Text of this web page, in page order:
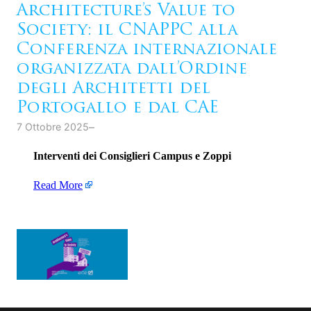
Architecture’s Value to
Society: il CNAPPC alla
Conferenza internazionale
organizzata dall’Ordine
degli Architetti del
Portogallo e dal CAE
7 Ottobre 2025–
Interventi dei Consiglieri Campus e Zoppi
Read More